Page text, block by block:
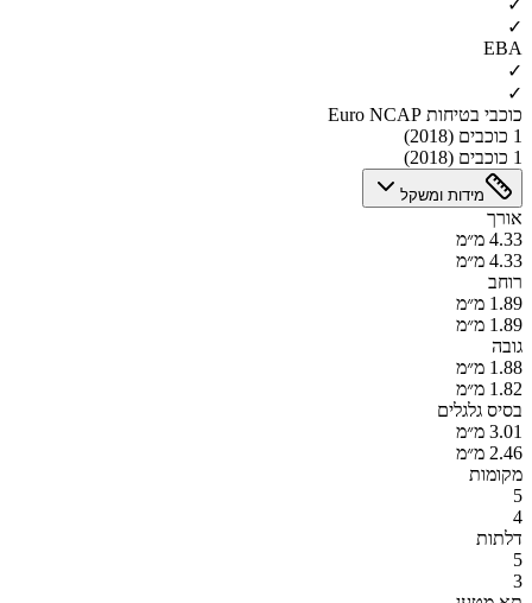
✓
EBA
✓
✓
כוכבי בטיחות Euro NCAP
1 כוכבים (2018)
1 כוכבים (2018)
מידות ומשקל
אורך
4.33 מ״מ
4.33 מ״מ
רוחב
1.89 מ״מ
1.89 מ״מ
גובה
1.88 מ״מ
1.82 מ״מ
בסיס גלגלים
3.01 מ״מ
2.46 מ״מ
מקומות
5
4
דלתות
5
3